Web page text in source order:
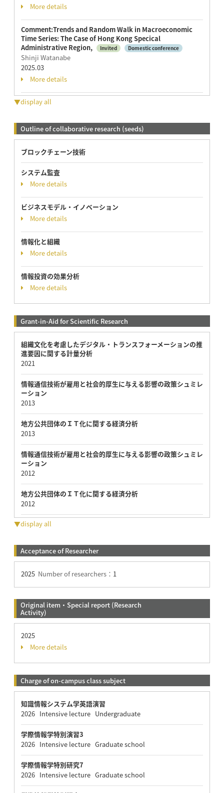
More details
Comment:Trends and Random Walk in Macroeconomic
Time Series: The Case of Hong Kong Specical
Administrative Region,
Invited Domestic conference
Shinji Watanabe
2025.03
More details
▼display all
Outline of collaborative research (seeds)
ブロックチェーン技術
システム監査
More details
ビジネスモデル・イノベーション
More details
情報化と組織
More details
情報投資の効果分析
More details
Grant-in-Aid for Scientific Research
組織文化を考慮したデジタル・トランスフォーメーションの推
進要因に関する計量分析
2021
情報通信技術が雇用と社会的厚生に与える影響の政策シュミレ
ーション
2013
地方公共団体のＩＴ化に関する経済分析
2013
情報通信技術が雇用と社会的厚生に与える影響の政策シュミレ
ーション
2012
地方公共団体のＩＴ化に関する経済分析
2012
▼display all
Acceptance of Researcher
2025 Number of researchers： 1
Original item・Special report (Research
Activity)
2025
More details
Charge of on-campus class subject
知識情報システム学英語演習
2026 Intensive lecture Undergraduate
学際情報学特別演習3
2026 Intensive lecture Graduate school
学際情報学特別研究7
2026 Intensive lecture Graduate school